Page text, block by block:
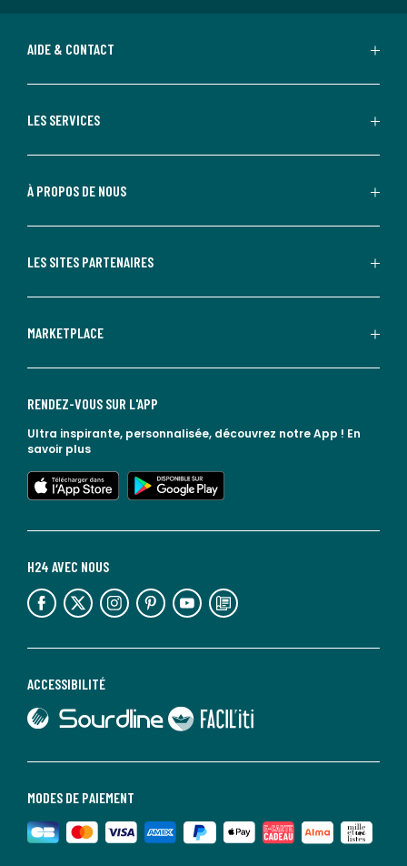
AIDE & CONTACT
LES SERVICES
À PROPOS DE NOUS
LES SITES PARTENAIRES
MARKETPLACE
MODES DE PAIEMENT
ACCESSIBILITÉ
lien vers Sourdline
lien vers Faciliti
H24 AVEC NOUS
lien vers l'espace réseaux sociaux lien vers l'espace réseaux sociaux lien vers l'espace réseaux sociaux lien vers l'espace réseaux sociaux lien vers l'espace réseaux sociaux lien vers le blog la redoute
RENDEZ-VOUS SUR L'APP
Ultra inspirante, personnalisée, découvrez notre App ! En
savoir plus
lien vers l'app store
lien vers google play